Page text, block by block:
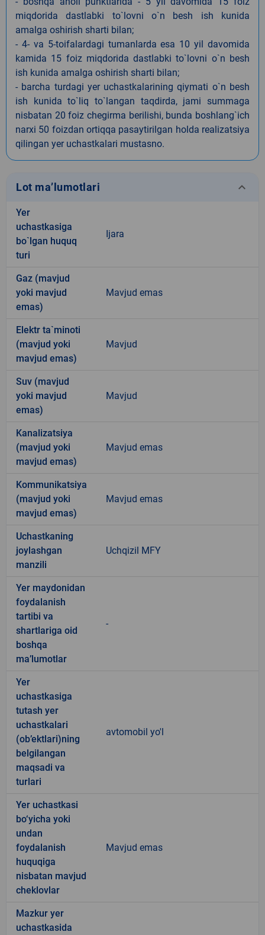
miqdorida dastlabki to`lovni o`n besh ish kunida
amalga oshirish sharti bilan;
- 4- va 5-toifalardagi tumanlarda esa 10 yil davomida
kamida 15 foiz miqdorida dastlabki to`lovni o`n besh
ish kunida amalga oshirish sharti bilan;
- barcha turdagi yer uchastkalarining qiymati o`n besh
ish kunida to`liq to`langan taqdirda, jami summaga
nisbatan 20 foiz chegirma berilishi, bunda boshlang`ich
narxi 50 foizdan ortiqqa pasaytirilgan holda realizatsiya
qilingan yer uchastkalari mustasno.
Lot ma’lumotlari keyboard_arrow_down
Yer
uchastkasiga
bo`lgan huquq
turi
Ijara
Gaz (mavjud
yoki mavjud
emas)
Mavjud emas
Elektr ta`minoti
(mavjud yoki
mavjud emas)
Mavjud
Suv (mavjud
yoki mavjud
emas)
Mavjud
Kanalizatsiya
(mavjud yoki
mavjud emas)
Mavjud emas
Kommunikatsiya
(mavjud yoki
mavjud emas)
Mavjud emas
Uchastkaning
joylashgan
manzili
Uchqizil MFY
Yer maydonidan
foydalanish
tartibi va
shartlariga oid
boshqa
ma’lumotlar
-
Yer
uchastkasiga
tutash yer
uchastkalari
(ob’ektlari)ning
belgilangan
maqsadi va
turlari
avtomobil yo'l
Yer uchastkasi
bo‘yicha yoki
undan
foydalanish
huquqiga
nisbatan mavjud
cheklovlar
Mavjud emas
Mazkur yer
uchastkasida